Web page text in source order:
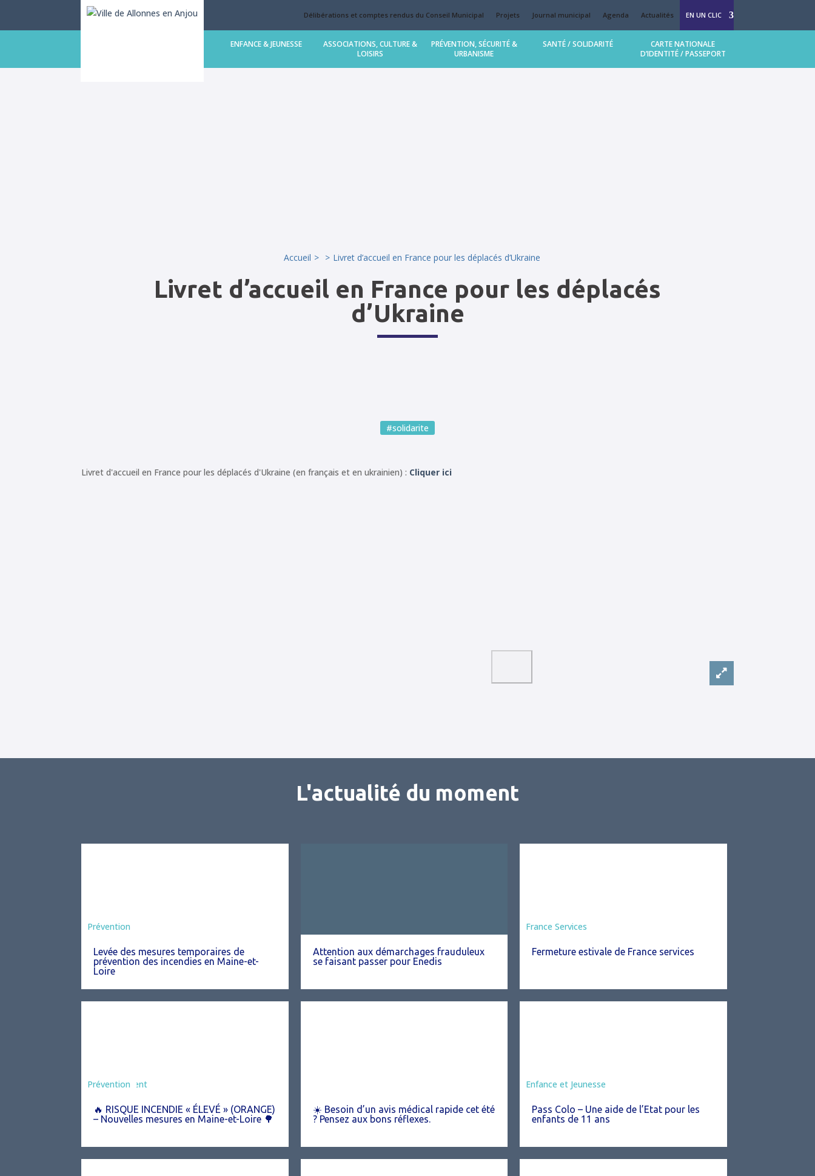
Délibérations et comptes rendus du Conseil Municipal Projets Journal municipal Agenda Actualités EN UN CLIC
ENFANCE & JEUNESSE
ASSOCIATIONS, CULTURE &
LOISIRS
PRÉVENTION, SÉCURITÉ &
URBANISME
SANTÉ / SOLIDARITÉ
CARTE NATIONALE
D’IDENTITÉ / PASSEPORT
Accueil Livret d’accueil en France pour les déplacés d’Ukraine
Livret d’accueil en France pour les déplacés
d’Ukraine
#solidarite
Livret d'accueil en France pour les déplacés d'Ukraine (en français et en ukrainien) : Cliquer ici
L'actualité du moment
Préfecture
Prévention
Levée des mesures temporaires de
prévention des incendies en Maine-et-
Loire
Attention aux démarchages frauduleux
se faisant passer pour Enedis
France Services
Fermeture estivale de France services
Agriculture
Arrêté
Environnement
Prévention
🔥 RISQUE INCENDIE « ÉLEVÉ » (ORANGE)
– Nouvelles mesures en Maine-et-Loire 🌳
☀️ Besoin d’un avis médical rapide cet été
? Pensez aux bons réflexes.
Animation
Enfance et Jeunesse
Pass Colo – Une aide de l’Etat pour les
enfants de 11 ans